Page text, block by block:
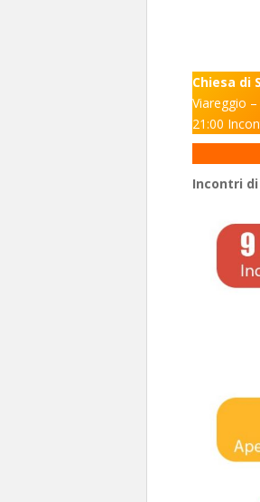
Chiesa di
Viareggio
21:00
Incontri di